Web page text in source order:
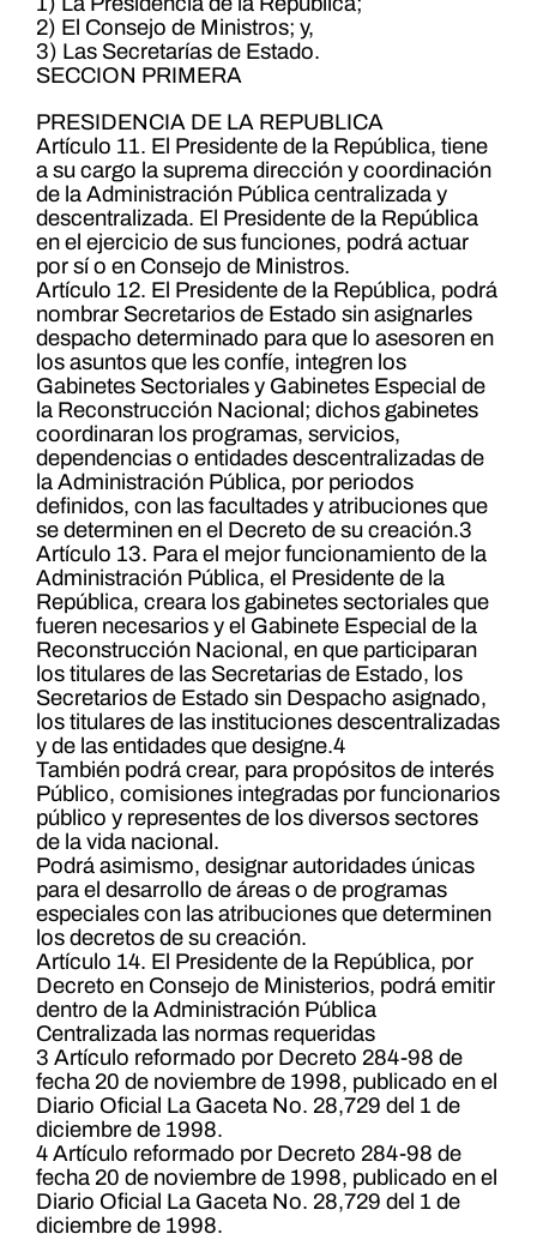
2) El Consejo de Ministros; y,
3) Las Secretarías de Estado.
SECCION PRIMERA
PRESIDENCIA DE LA REPUBLICA
Artículo 11. El Presidente de la República, tiene
a su cargo la suprema dirección y coordinación
de la Administración Pública centralizada y
descentralizada. El Presidente de la República
en el ejercicio de sus funciones, podrá actuar
por sí o en Consejo de Ministros.
Artículo 12. El Presidente de la República, podrá
nombrar Secretarios de Estado sin asignarles
despacho determinado para que lo asesoren en
los asuntos que les confíe, integren los
Gabinetes Sectoriales y Gabinetes Especial de
la Reconstrucción Nacional; dichos gabinetes
coordinaran los programas, servicios,
dependencias o entidades descentralizadas de
la Administración Pública, por periodos
definidos, con las facultades y atribuciones que
se determinen en el Decreto de su creación.3
Artículo 13. Para el mejor funcionamiento de la
Administración Pública, el Presidente de la
República, creara los gabinetes sectoriales que
fueren necesarios y el Gabinete Especial de la
Reconstrucción Nacional, en que participaran
los titulares de las Secretarias de Estado, los
Secretarios de Estado sin Despacho asignado,
los titulares de las instituciones descentralizadas
y de las entidades que designe.4
También podrá crear, para propósitos de interés
Público, comisiones integradas por funcionarios
público y representes de los diversos sectores
de la vida nacional.
Podrá asimismo, designar autoridades únicas
para el desarrollo de áreas o de programas
especiales con las atribuciones que determinen
los decretos de su creación.
Artículo 14. El Presidente de la República, por
Decreto en Consejo de Ministerios, podrá emitir
dentro de la Administración Pública
Centralizada las normas requeridas
3 Artículo reformado por Decreto 284-98 de
fecha 20 de noviembre de 1998, publicado en el
Diario Oficial La Gaceta No. 28,729 del 1 de
diciembre de 1998.
4 Artículo reformado por Decreto 284-98 de
fecha 20 de noviembre de 1998, publicado en el
Diario Oficial La Gaceta No. 28,729 del 1 de
diciembre de 1998.